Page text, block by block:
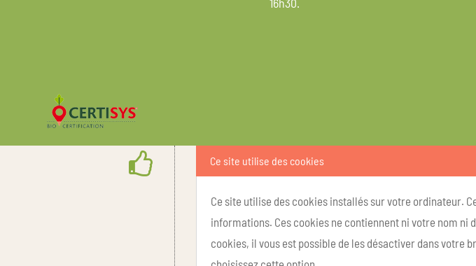
Ce site utilise des cookies
Ce site utilise des cookies installés sur votre ordinateur.
informations. Ces cookies ne contiennent ni votre nom ni
cookies, il vous est possible de les désactiver dans votre